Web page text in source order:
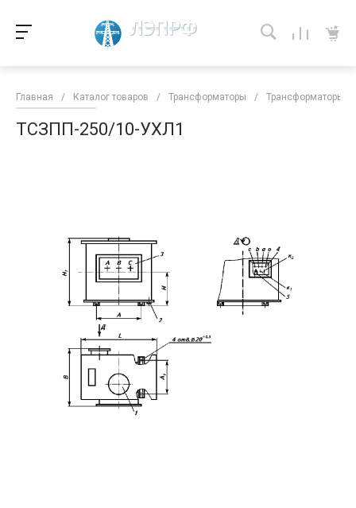
Главная / Каталог товаров / Трансформаторы / Трансформаторы
ТСЗПП-250/10-УХЛ1